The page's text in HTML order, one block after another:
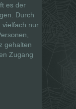
es der
Durch
vielfach nur
gehalten
Zugang